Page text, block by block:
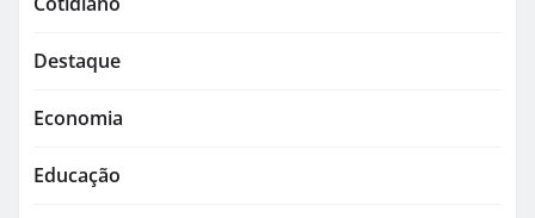
Destaque
Economia
Educação